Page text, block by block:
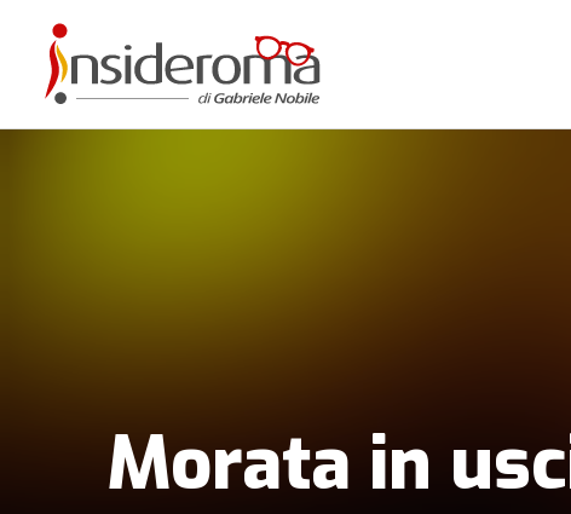
Morata in